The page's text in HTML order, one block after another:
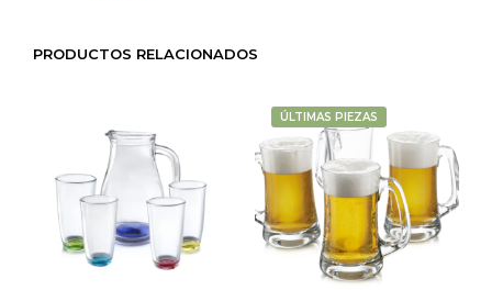
PRODUCTOS RELACIONADOS
ÚLTIMAS PIEZAS